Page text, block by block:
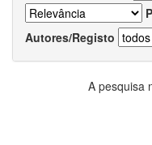
Autores/Registo
A pesquisa